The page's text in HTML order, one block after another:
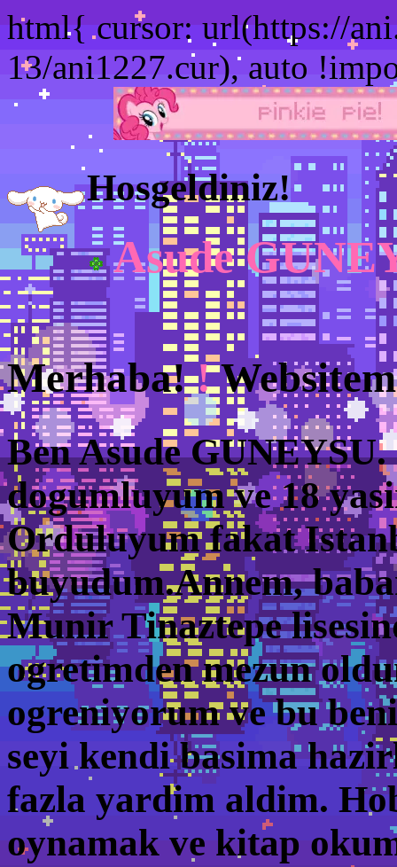
html{ cursor: url(https://
13/ani1227.cur), auto
Hosgeldiniz!
Asude
Merhaba!!
Ben Asude
dogumluyum ve 18
Orduluyum fakat
buyudum.Annem,
Munir Tinaztepe
ogretimden mezun
ogreniyorum ve bu
seyi kendi basima
fazla yardim aldim.
oynamak ve kitap